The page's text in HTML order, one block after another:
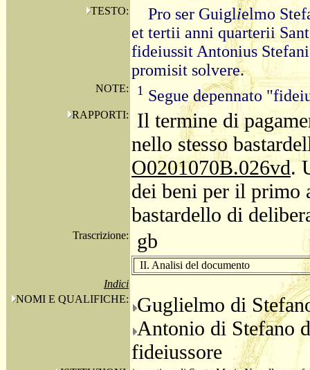
TESTO: Pro ser Guiglielmo
et tertii anni quarterii
fideiussit Antonius
promisit solvere.
NOTE: 1 Segue depennato
RAPPORTI:
Il termine di
nello stesso
O0201070B.026vd.
dei beni per il primo
bastardello di
Trascrizione: gb
II. Analisi del documento
Indici
NOMI E QUALIFICHE:
Guglielmo di
Antonio di Stefano
fideiussore